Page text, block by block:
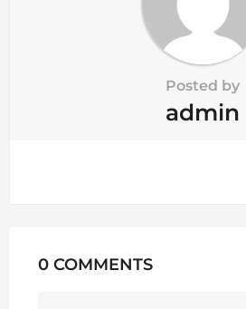
Posted by
admin
0 COMMENTS